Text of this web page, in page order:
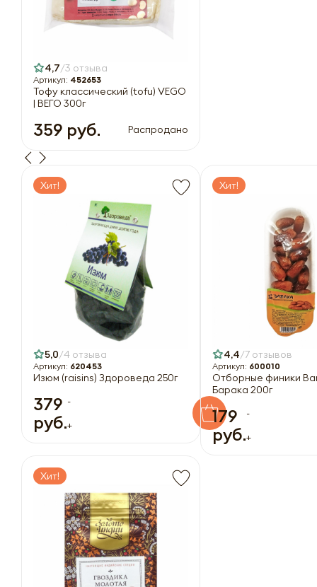
4,7 3 отзыва
Артикул: 452653
Тофу классический (tofu) VEGO
| ВЕГО 300г
359 руб. Распродано
Хит!
5,0 4 отзыва
Артикул: 620453
Изюм (raisins) Здороведа 250г
379
руб.
-
+
Хит!
4,4 7 отзывов
Артикул: 600010
Отборные финики
Барака 200г
179
руб.
-
+
Хит!